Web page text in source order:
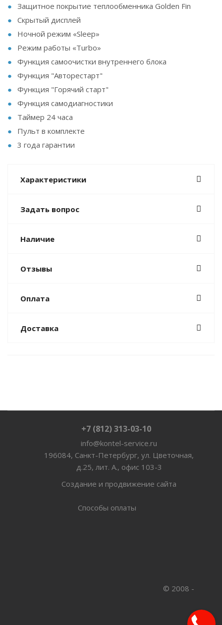
Защитное покрытие теплообменника Golden Fin
Скрытый дисплей
Ночной режим «Sleep»
Режим работы «Turbo»
Функция самоочистки внутреннего блока
Функция "Авторестарт"
Функция "Горячий старт"
Функция самодиагностики
Таймер 24 часа
Пульт в комплекте
3 года гарантии
Характеристики
Задать вопрос
Наличие
Отзывы
Оплата
Доставка
Способы оплаты
© 2008 -
+7 (812) 313-03-10
info@kontel-service.ru
196084, Санкт-Петербург, ул. Цветочная,
д.25, лит. А., офис 103-3
Создание и продвижение сайта